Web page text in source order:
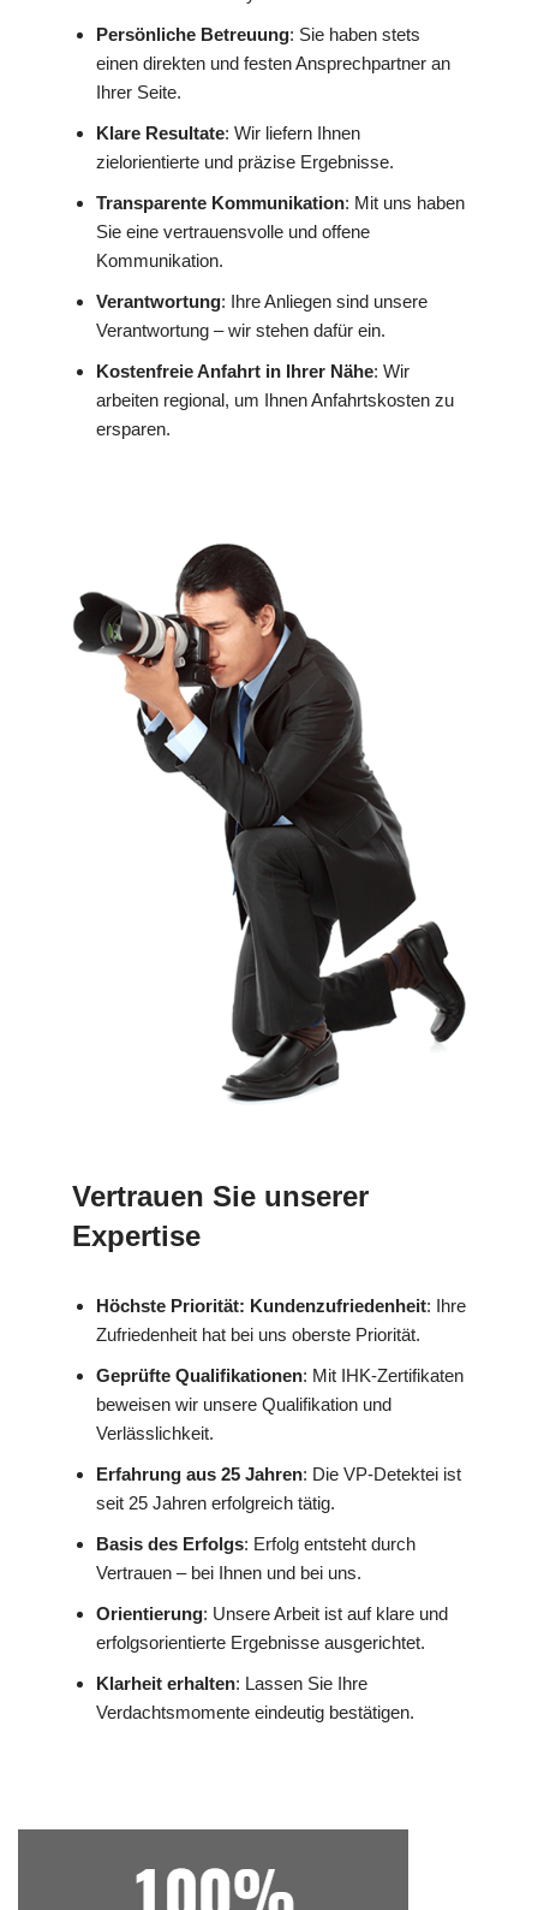
Persönliche Betreuung: Sie haben stets
einen direkten und festen Ansprechpartner an
Ihrer Seite.
Klare Resultate: Wir liefern Ihnen
zielorientierte und präzise Ergebnisse.
Transparente Kommunikation: Mit uns haben
Sie eine vertrauensvolle und offene
Kommunikation.
Verantwortung: Ihre Anliegen sind unsere
Verantwortung – wir stehen dafür ein.
Kostenfreie Anfahrt in Ihrer Nähe: Wir
arbeiten regional, um Ihnen Anfahrtskosten zu
ersparen.
Vertrauen Sie unserer
Expertise
Höchste Priorität: Kundenzufriedenheit: Ihre
Zufriedenheit hat bei uns oberste Priorität.
Geprüfte Qualifikationen: Mit IHK-Zertifikaten
beweisen wir unsere Qualifikation und
Verlässlichkeit.
Erfahrung aus 25 Jahren: Die VP-Detektei ist
seit 25 Jahren erfolgreich tätig.
Basis des Erfolgs: Erfolg entsteht durch
Vertrauen – bei Ihnen und bei uns.
Orientierung: Unsere Arbeit ist auf klare und
erfolgsorientierte Ergebnisse ausgerichtet.
Klarheit erhalten: Lassen Sie Ihre
Verdachtsmomente eindeutig bestätigen.